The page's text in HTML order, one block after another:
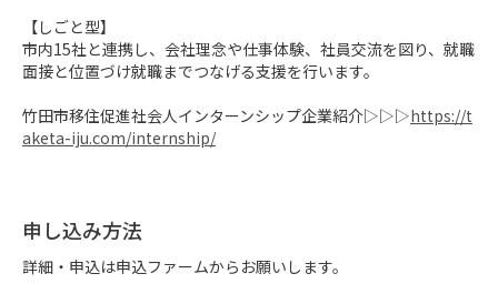
【しごと型】
市内15社と連携し、会社理念や仕事体験、社員交流を図り、就職
面接と位置づけ就職までつなげる支援を行います。
竹田市移住促進社会人インターンシップ企業紹介▷▷▷https://t
aketa-iju.com/internship/
申し込み方法
詳細・申込は申込ファームからお願いします。